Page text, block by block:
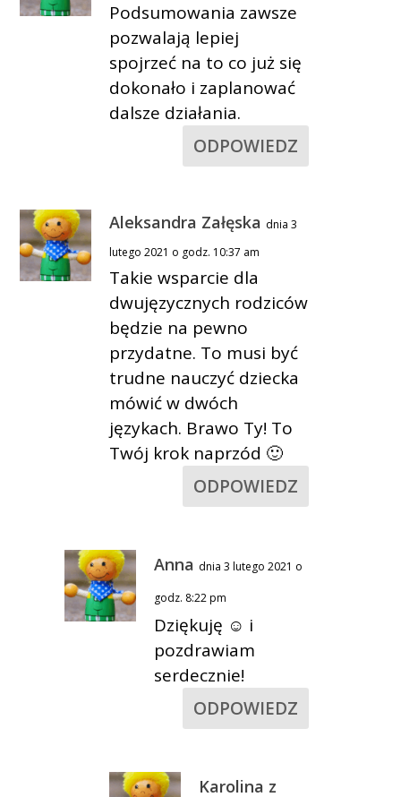
Podsumowania zawsze
pozwalają lepiej
spojrzeć na to co już się
dokonało i zaplanować
dalsze działania.
ODPOWIEDZ
Aleksandra Załęska dnia 3
lutego 2021 o godz. 10:37 am
Takie wsparcie dla
dwujęzycznych rodziców
będzie na pewno
przydatne. To musi być
trudne nauczyć dziecka
mówić w dwóch
językach. Brawo Ty! To
Twój krok naprzód 🙂
ODPOWIEDZ
Anna dnia 3 lutego 2021 o
godz. 8:22 pm
Dziękuję ☺ i
pozdrawiam
serdecznie!
ODPOWIEDZ
Karolina z